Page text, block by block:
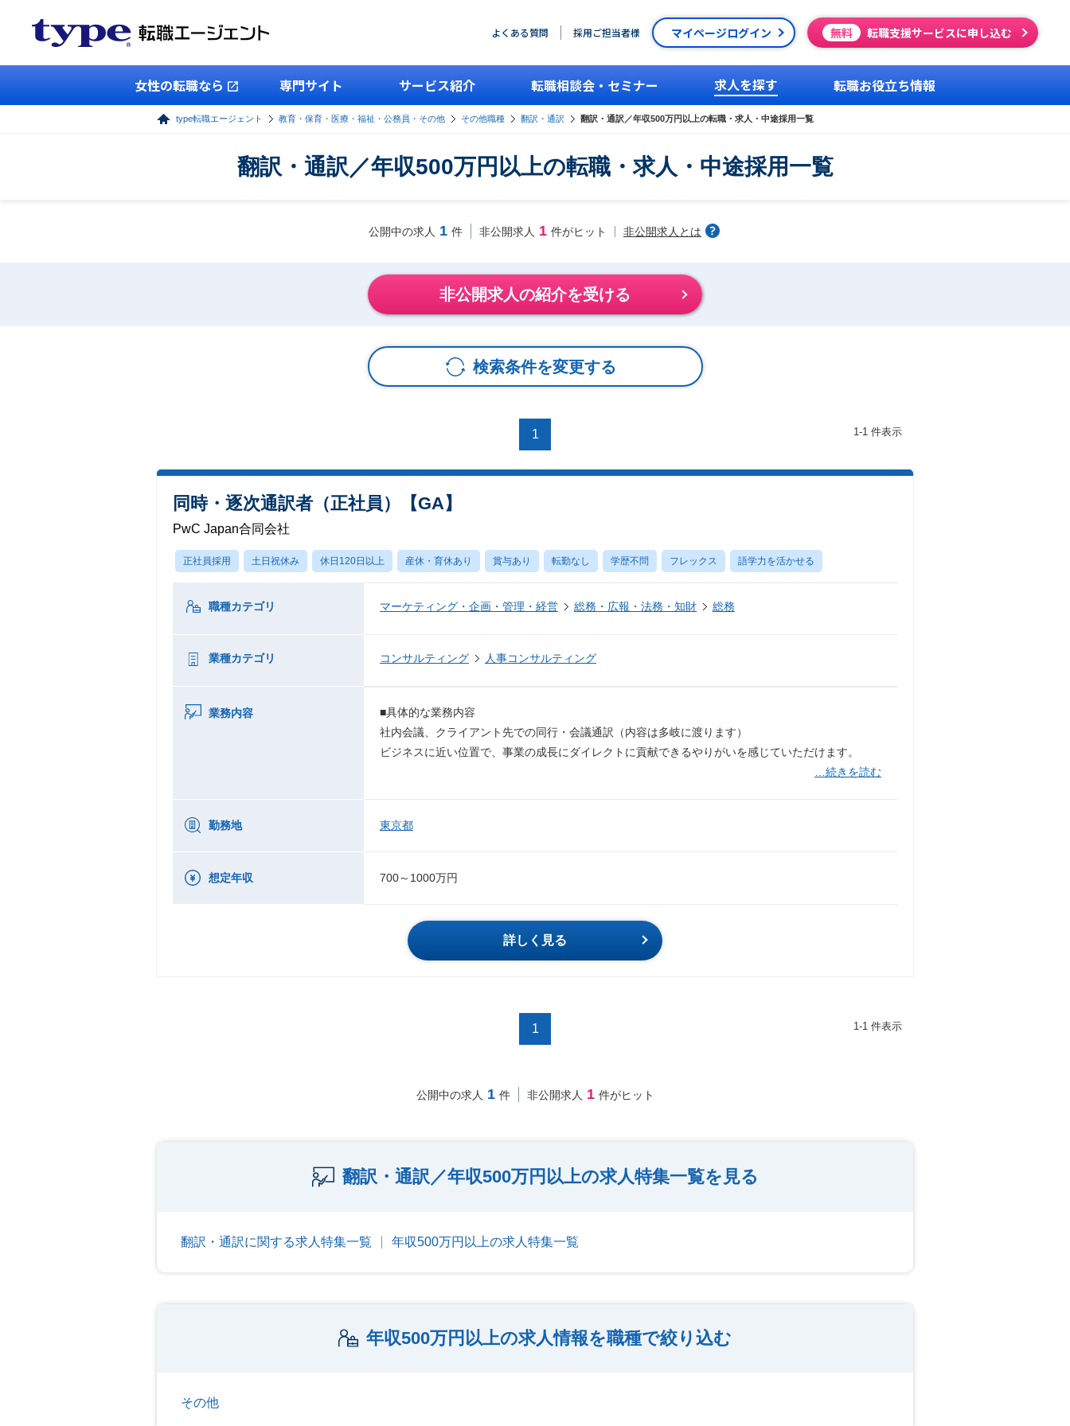
よくある質問 採用ご担当者様 マイページログイン 無料 転職支援サービスに申し込む
女性の転職なら 専門サイト サービス紹介 転職相談会・セミナー 求人を探す 転職お役立ち情報
type転職エージェント 教育・保育・医療・福祉・公務員・その他 その他職種 翻訳・通訳 翻訳・通訳／年収500万円以上の転職・求人・中途採用一覧
翻訳・通訳／年収500万円以上の転職・求人・中途採用一覧
公開中の求人 1 件 非公開求人 1 件がヒット 非公開求人とは
非公開求人の紹介を受ける
検索条件を変更する
1 1-1 件表示
同時・逐次通訳者（正社員）【GA】
PwC Japan合同会社
正社員採用 土日祝休み 休日120日以上 産休・育休あり 賞与あり 転勤なし 学歴不問 フレックス 語学力を活かせる
職種カテゴリ マーケティング・企画・管理・経営 総務・広報・法務・知財 総務
業種カテゴリ コンサルティング 人事コンサルティング
業務内容
■具体的な業務内容
社内会議、クライアント先での同行・会議通訳（内容は多岐に渡ります）
ビジネスに近い位置で、事業の成長にダイレクトに貢献できるやりがいを感じていただけます。
…続きを読む
勤務地 東京都
想定年収 700～1000万円
詳しく見る
1 1-1 件表示
公開中の求人 1 件 非公開求人 1 件がヒット
翻訳・通訳／年収500万円以上の求人特集一覧を見る
翻訳・通訳に関する求人特集一覧 年収500万円以上の求人特集一覧
年収500万円以上の求人情報を職種で絞り込む
その他